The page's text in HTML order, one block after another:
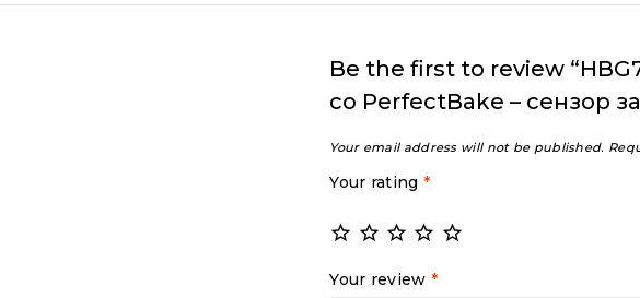
Be the first to review
со PerfectBake – сензор
Your email address will not be published.
Your rating *
Your review *